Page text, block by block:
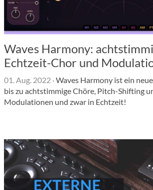
Waves Harmony:
Echtzeit-Chor und
01. Aug. 2022 ·Waves Harmony ist ein
bis zu achtstimmige Chöre, Pitch-Shifting
Modulationen und zwar in Echtzeit!